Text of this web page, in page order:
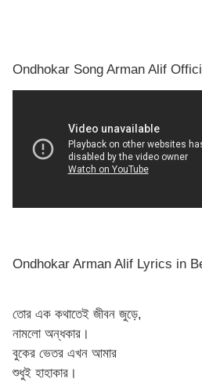
Ondhokar Song Arman Alif
Ondhokar Arman Alif Lyrics in
তোর এক কথাতেই জীবন জুড়ে,
নামলো অন্ধকার।
বুকের ভেতর এখন আমার
শুধুই হাহাকার।